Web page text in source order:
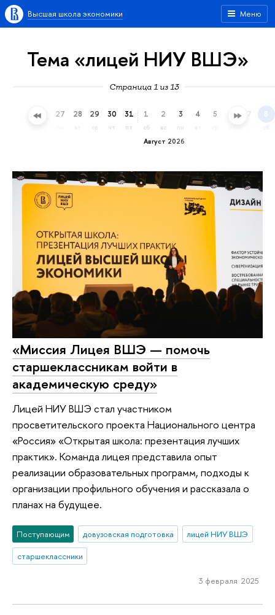
Меню
Высшая школа экономики
Тема «лицей НИУ ВШЭ»
Страница 1 из 13
26 27 28 29
ср
30
чт
31
пт
Август 2026
1
сб
2
вс
3
пн
4 5 6 7 8
сб
«Миссия Лицея ВШЭ — помочь
старшеклассникам войти в
академическую среду»
Лицей НИУ ВШЭ стал участником
просветительского проекта Национального центра
«Россия» «Открытая школа: презентация лучших
практик». Команда лицея представила опыт
реализации образовательных программ, подходы к
организации профильного обучения и рассказала о
планах на будущее.
Поступающим довузовская подготовка
лицей НИУ ВШЭ
старшеклассники
3 февраля 2025